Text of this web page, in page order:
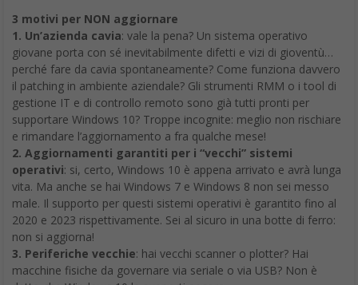
3 motivi per NON aggiornare
1. Un’azienda cavia: vale la pena? Un sistema operativo
giovane porta con sé inevitabilmente difetti e vizi di gioventù…
perché fare da cavia spontaneamente? Come funziona davvero
il patching in ambiente aziendale? Gli strumenti RMM o i tool di
gestione IT e di controllo remoto sono già tutti pronti per
supportare Windows 10? Troppe incognite: meglio non rischiare
e rimandare l’aggiornamento a fra qualche mese!
2. Aggiornamenti garantiti per i “vecchi” sistemi
operativi: si, certo, Windows 10 è appena arrivato e avrà lunga
vita. Ma anche se hai Windows 7 e Windows 8 non sei messo
male. Il supporto per questi sistemi operativi è garantito fino al
2020 e 2023 rispettivamente. Sei al sicuro in una botte di ferro:
non si aggiorna!
3. Periferiche vecchie: hai vecchi scanner o plotter? Hai
macchine fisiche da governare via seriale o via USB? Non è